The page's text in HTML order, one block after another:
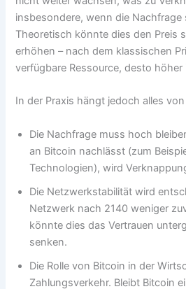
insbesondere, wenn die
Theoretisch könnte dies den Preis
erhöhen – nach dem klassischen
verfügbare Ressource, desto höher
In der Praxis hängt jedoch alles
Die Nachfrage muss hoch
an Bitcoin nachlässt (zum
Technologien), wird
Die Netzwerkstabilität wird
Netzwerk nach 2140 weniger
könnte dies das Vertrauen
senken.
Die Rolle von Bitcoin in der
Zahlungsverkehr. Bleibt Bitcoin